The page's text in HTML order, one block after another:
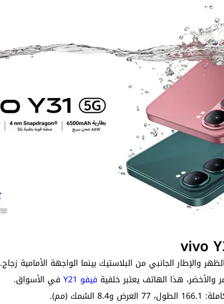
والإطار الجانبي من البلاستيك بينما الواجهة الأمامية زجاج.
فيفو Y21
في الأسواق.